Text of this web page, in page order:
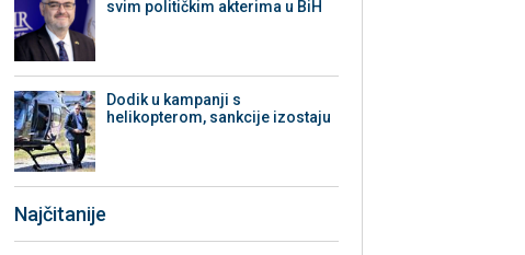
svim političkim akterima u BiH
Dodik u kampanji s
helikopterom, sankcije izostaju
Najčitanije